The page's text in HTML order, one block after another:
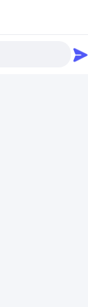
TECH